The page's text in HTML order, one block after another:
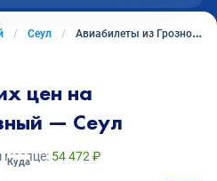
Сеул Авиабилеты из Грозного в Сеул
цен на
— Сеул
месяце: 54 472 ₽
Куда